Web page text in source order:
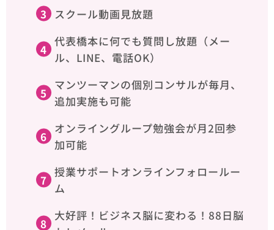
スクール動画見放題
代表橋本に何でも質問し放題（メー
ル、LINE、電話OK）
マンツーマンの個別コンサルが毎月、
追加実施も可能
オンライングループ勉強会が月2回参
加可能
授業サポートオンラインフォロールー
ム
大好評！ビジネス脳に変わる！88日脳